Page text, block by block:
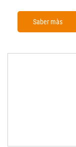
Saber màs